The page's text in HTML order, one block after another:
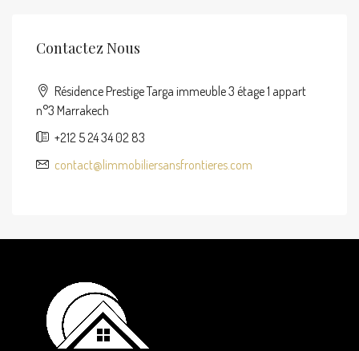
Contactez Nous
Résidence Prestige Targa immeuble 3 étage 1 appart
n°3 Marrakech
+212 5 24 34 02 83
contact@limmobiliersansfrontieres.com